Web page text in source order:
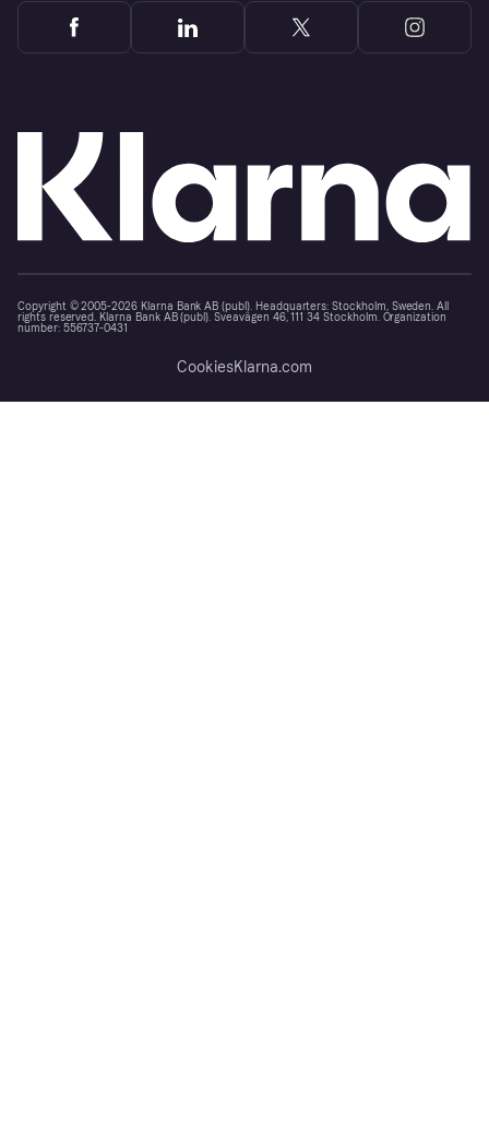
Copyright © 2005-2026 Klarna Bank AB (publ). Headquarters: Stockholm, Sweden. All
rights reserved. Klarna Bank AB (publ). Sveavägen 46, 111 34 Stockholm. Organization
number: 556737-0431
CookiesKlarna.com